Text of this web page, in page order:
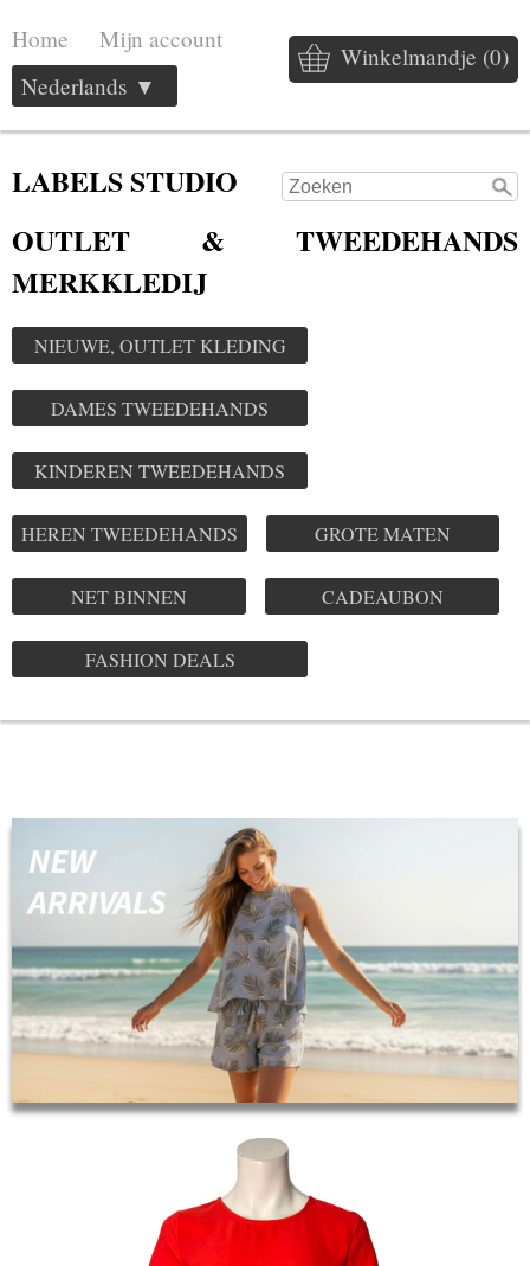
Home Mijn account
Winkelmandje (0)
Nederlands ▼
LABELS STUDIO
OUTLET & TWEEDEHANDS
MERKKLEDIJ
NIEUWE, OUTLET KLEDING
DAMES TWEEDEHANDS
KINDEREN TWEEDEHANDS
HEREN TWEEDEHANDS GROTE MATEN
NET BINNEN CADEAUBON
FASHION DEALS